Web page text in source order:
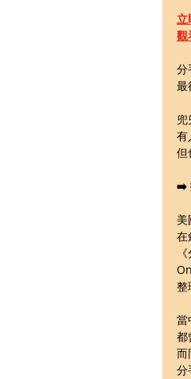
立
觀
分
最
兜
有
但
➡️
在
整
當
都
而
分